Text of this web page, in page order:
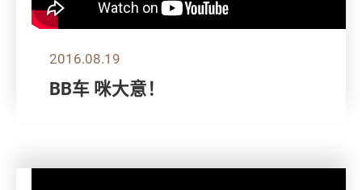
2016.08.19
BB车 咪大意！